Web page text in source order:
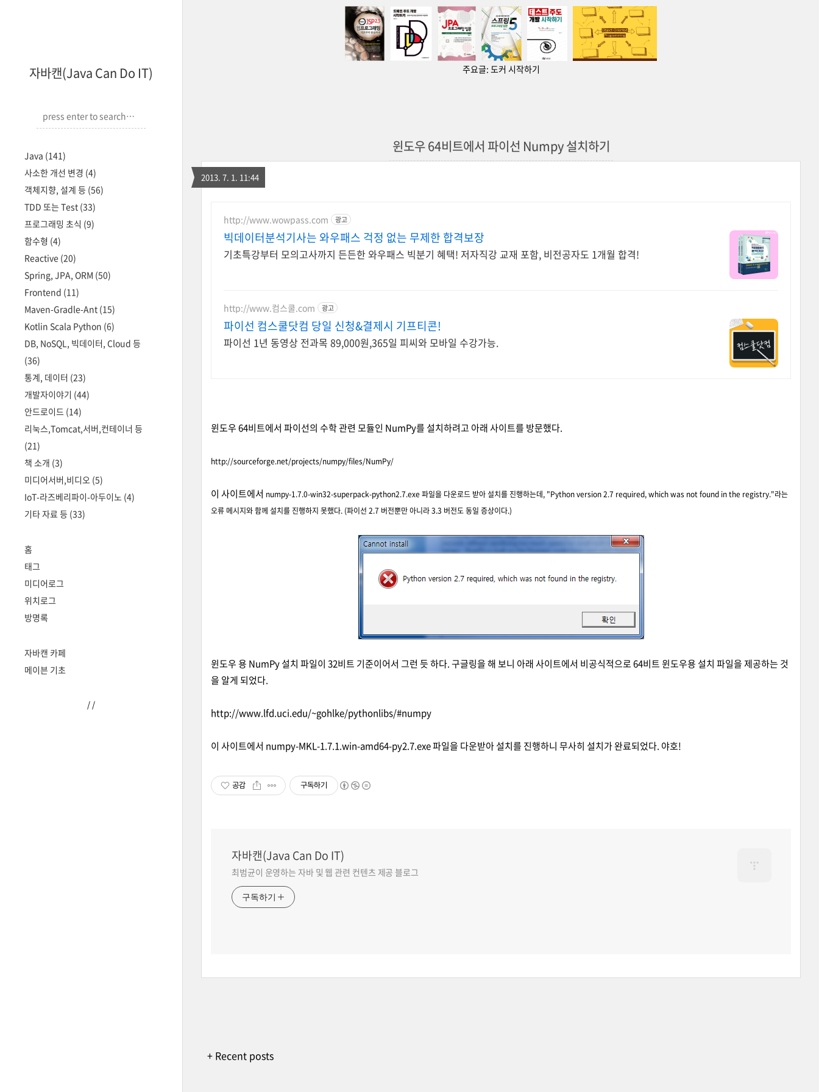
자바캔(Java Can Do IT)
Java (141)
사소한 개선 변경 (4)
객체지향, 설계 등 (56)
TDD 또는 Test (33)
프로그래밍 초식 (9)
함수형 (4)
Reactive (20)
Spring, JPA, ORM (50)
Frontend (11)
Maven-Gradle-Ant (15)
Kotlin Scala Python (6)
DB, NoSQL, 빅데이터, Cloud 등
(36)
통계, 데이터 (23)
개발자이야기 (44)
안드로이드 (14)
리눅스,Tomcat,서버,컨테이너 등
(21)
책 소개 (3)
미디어서버,비디오 (5)
IoT-라즈베리파이-아두이노 (4)
기타 자료 등 (33)
홈
태그
미디어로그
위치로그
방명록
자바캔 카페
메이븐 기초
/ /
주요글: 도커 시작하기
윈도우 64비트에서 파이선 Numpy 설치하기
2013. 7. 1. 11:44
http://www.wowpass.com 광고
빅데이터분석기사는 와우패스 걱정 없는 무제한 합격보장
기초특강부터 모의고사까지 든든한 와우패스 빅분기 혜택! 저자직강 교재 포함, 비전공자도 1개월 합격!
http://www.컴스쿨.com 광고
파이선 컴스쿨닷컴 당일 신청&결제시 기프티콘!
파이선 1년 동영상 전과목 89,000원,365일 피씨와 모바일 수강가능.
윈도우 64비트에서 파이선의 수학 관련 모듈인 NumPy를 설치하려고 아래 사이트를 방문했다.
http://sourceforge.net/projects/numpy/files/NumPy/
이 사이트에서 numpy-1.7.0-win32-superpack-python2.7.exe 파일을 다운로드 받아 설치를 진행하는데, "Python version 2.7 required, which was not found in the registry."라는
오류 메시지와 함께 설치를 진행하지 못했다. (파이선 2.7 버전뿐만 아니라 3.3 버전도 동일 증상이다.)
윈도우 용 NumPy 설치 파일이 32비트 기준이어서 그런 듯 하다. 구글링을 해 보니 아래 사이트에서 비공식적으로 64비트 윈도우용 설치 파일을 제공하는 것
을 알게 되었다.
http://www.lfd.uci.edu/~gohlke/pythonlibs/#numpy
이 사이트에서 numpy-MKL-1.7.1.win-amd64-py2.7.exe 파일을 다운받아 설치를 진행하니 무사히 설치가 완료되었다. 야호!
공감 구독하기
자바캔(Java Can Do IT)
최범균이 운영하는 자바 및 웹 관련 컨텐츠 제공 블로그
구독하기
+ Recent posts